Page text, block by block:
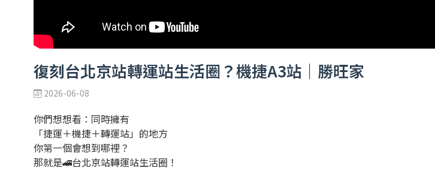
復刻台北京站轉運站生活圈？機捷A3站｜勝旺家
2026-06-08
你們想想看：同時擁有
「捷運＋機捷＋轉運站」的地方
你第一個會想到哪裡？
那就是🚄台北京站轉運站生活圈！